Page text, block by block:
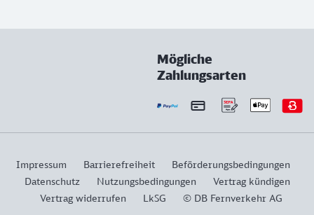
Mögliche
Zahlungsarten
Impressum Barrierefreiheit
Beförderungsbedingungen
Datenschutz
Nutzungsbedingungen
Vertrag kündigen
Vertrag widerrufen
LkSG © DB Fernverkehr AG